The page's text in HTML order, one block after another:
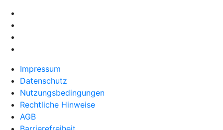
Impressum
Datenschutz
Nutzungsbedingungen
Rechtliche Hinweise
AGB